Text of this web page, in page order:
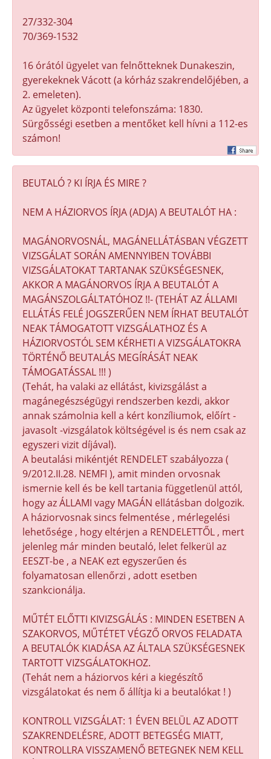
27/332-304
70/369-1532
16 órától ügyelet van felnőtteknek Dunakeszin,
gyerekeknek Vácott (a kórház szakrendelőjében, a
2. emeleten).
Az ügyelet központi telefonszáma: 1830.
Sürgősségi esetben a mentőket kell hívni a 112-es
számon!
BEUTALÓ ? KI ÍRJA ÉS MIRE ?
NEM A HÁZIORVOS ÍRJA (ADJA) A BEUTALÓT HA :
MAGÁNORVOSNÁL, MAGÁNELLÁTÁSBAN VÉGZETT
VIZSGÁLAT SORÁN AMENNYIBEN TOVÁBBI
VIZSGÁLATOKAT TARTANAK SZÜKSÉGESNEK,
AKKOR A MAGÁNORVOS ÍRJA A BEUTALÓT A
MAGÁNSZOLGÁLTATÓHOZ !!- (TEHÁT AZ ÁLLAMI
ELLÁTÁS FELÉ JOGSZERŰEN NEM ÍRHAT BEUTALÓT
NEAK TÁMOGATOTT VIZSGÁLATHOZ ÉS A
HÁZIORVOSTÓL SEM KÉRHETI A VIZSGÁLATOKRA
TÖRTÉNŐ BEUTALÁS MEGÍRÁSÁT NEAK
TÁMOGATÁSSAL !!! )
(Tehát, ha valaki az ellátást, kivizsgálást a
magánegészségügyi rendszerben kezdi, akkor
annak számolnia kell a kért konzíliumok, előírt -
javasolt -vizsgálatok költségével is és nem csak az
egyszeri vizit díjával).
A beutalási mikéntjét RENDELET szabályozza (
9/2012.II.28. NEMFI ), amit minden orvosnak
ismernie kell és be kell tartania függetlenül attól,
hogy az ÁLLAMI vagy MAGÁN ellátásban dolgozik.
A háziorvosnak sincs felmentése , mérlegelési
lehetősége , hogy eltérjen a RENDELETTŐL , mert
jelenleg már minden beutaló, lelet felkerül az
EESZT-be , a NEAK ezt egyszerűen és
folyamatosan ellenőrzi , adott esetben
szankcionálja.
MŰTÉT ELŐTTI KIVIZSGÁLÁS : MINDEN ESETBEN A
SZAKORVOS, MŰTÉTET VÉGZŐ ORVOS FELADATA
A BEUTALÓK KIADÁSA AZ ÁLTALA SZÜKSÉGESNEK
TARTOTT VIZSGÁLATOKHOZ.
(Tehát nem a háziorvos kéri a kiegészítő
vizsgálatokat és nem ő állítja ki a beutalókat ! )
KONTROLL VIZSGÁLAT: 1 ÉVEN BELÜL AZ ADOTT
SZAKRENDELÉSRE, ADOTT BETEGSÉG MIATT,
KONTROLLRA VISSZAMENŐ BETEGNEK NEM KELL